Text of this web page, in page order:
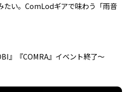
たい。ComLodギアで味わう「雨音
』『COMRA』イベント終了～